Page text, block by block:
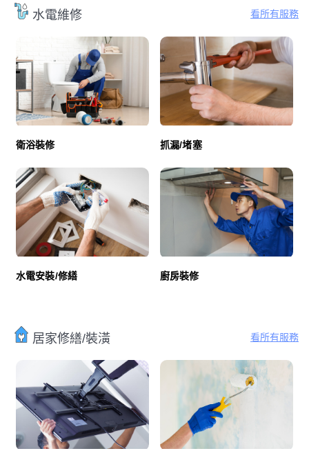
水電維修 看所有服務
衛浴裝修 抓漏/堵塞
水電安裝/修繕 廚房裝修
居家修繕/裝潢 看所有服務